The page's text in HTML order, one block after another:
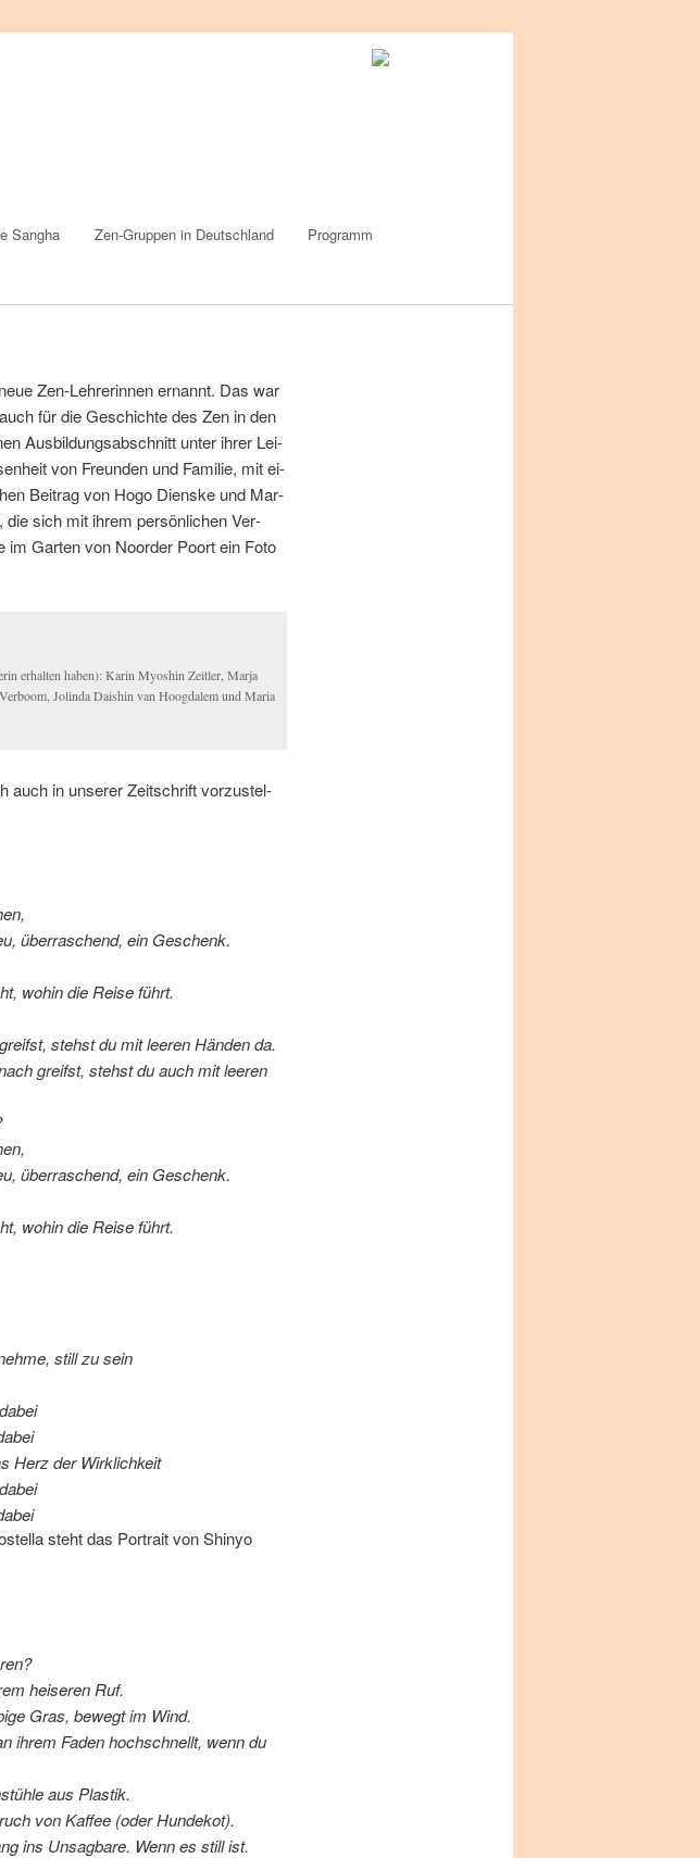
Sangha Zen-Gruppen in Deutschland Programm
Zen-Leh­re­rin­nen er­nannt. Das war
für die Ge­schich­te des Zen in den
Aus­bil­dungs­ab­schnitt un­ter ih­rer Lei­
von Freun­den und Fa­mi­lie, mit ei­
Bei­trag von Ho­go Dien­ske und Mar­
die sich mit ih­rem per­sön­li­chen Ver­
Gar­ten von Noor­der Po­ort ein Fo­to
er­hal­ten ha­ben): Ka­rin Myo­shin Zeit­ler, Mar­ja
Jo­lin­da Dais­hin van Hoog­da­lem und Ma­ria
auch in un­se­rer Zeit­schrift vor­zu­stel­
über­ra­schend, ein Geschenk.
wo­hin die Rei­se führt.
stehst du mit lee­ren Hän­den da.
greifst, stehst du auch mit lee­ren
über­ra­schend, ein Geschenk.
wo­hin die Rei­se führt.
still zu sein
Herz der Wirklichkeit
steht das Por­trait von Shi­n­yo
hei­se­ren Ruf.
Gras, be­wegt im Wind.
ih­rem Fa­den hoch­schnellt, wenn du
aus Plastik.
von Kaf­fee (oder Hundekot).
ins Un­sag­ba­re. Wenn es still ist.